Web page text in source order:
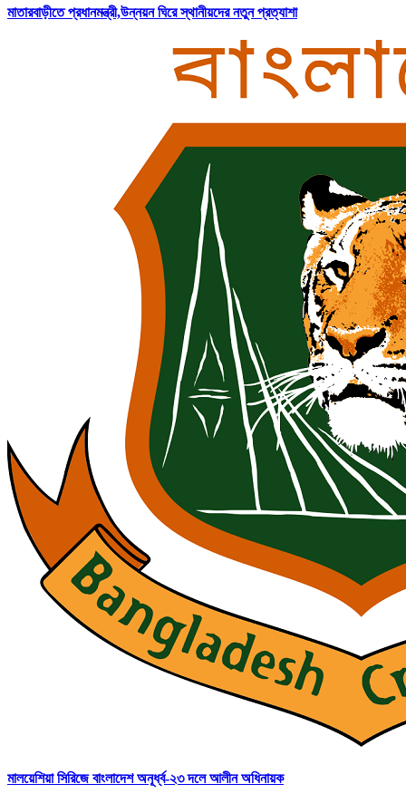
মাতারবাড়ীতে প্রধানমন্ত্রী,উন্নয়ন ঘিরে স্থানীয়দের নতুন প্রত্যাশা
মালয়েশিয়া সিরিজে বাংলাদেশ অনূর্ধ্ব-২৩ দলে আলীন অধিনায়ক